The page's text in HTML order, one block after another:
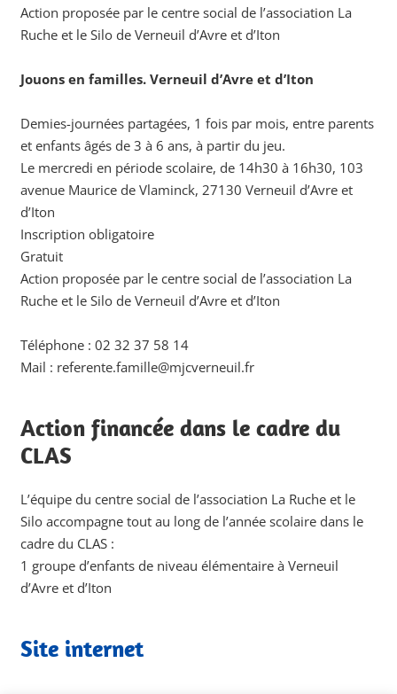
Action proposée par le centre social de l’association La
Ruche et le Silo de Verneuil d’Avre et d’Iton
Jouons en familles. Verneuil d’Avre et d’Iton
Demies-journées partagées, 1 fois par mois, entre parents
et enfants âgés de 3 à 6 ans, à partir du jeu.
Le mercredi en période scolaire, de 14h30 à 16h30, 103
avenue Maurice de Vlaminck, 27130 Verneuil d’Avre et
d’Iton
Inscription obligatoire
Gratuit
Action proposée par le centre social de l’association La
Ruche et le Silo de Verneuil d’Avre et d’Iton
Téléphone : 02 32 37 58 14
Mail : referente.famille@mjcverneuil.fr
Action financée dans le cadre du
CLAS
L’équipe du centre social de l’association La Ruche et le
Silo accompagne tout au long de l’année scolaire dans le
cadre du CLAS :
1 groupe d’enfants de niveau élémentaire à Verneuil
d’Avre et d’Iton
Site internet